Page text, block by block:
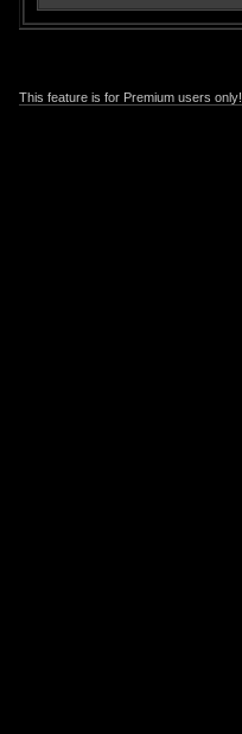
This feature is for Premium users only!